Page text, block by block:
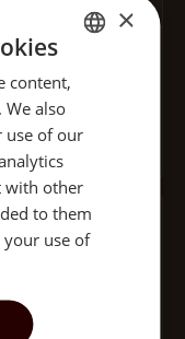
augi ātri sāka
tas ir īsts
ENGLISH
ESTONIAN
×
content,
We also
use of our
with other
to them
your use of